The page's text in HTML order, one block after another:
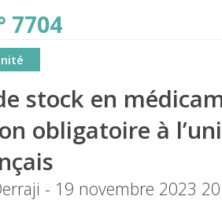
TÉTANIQUE 1500.
7704
stock en
obligatoire à
- 19 novembre 2023